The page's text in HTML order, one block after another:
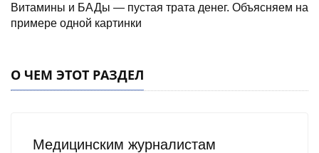
Витамины и БАДы — пустая трата денег. Объясняем на
примере одной картинки
О ЧЕМ ЭТОТ РАЗДЕЛ
Медицинским журналистам